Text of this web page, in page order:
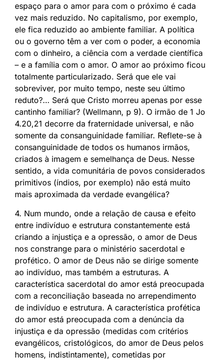
espaço para o amor para com o próximo é cada
vez mais reduzido. No capitalismo, por exemplo,
ele fica reduzido ao ambiente familiar. A política
ou o governo têm a ver com o poder, a economia
com o dinheiro, a ciência com a verdade científica
– e a família com o amor. O amor ao próximo ficou
totalmente particularizado. Será que ele vai
sobreviver, por muito tempo, neste seu último
reduto?… Será que Cristo morreu apenas por esse
cantinho familiar? (Wellmann, p 9). O irmão de 1 Jo
4.20,21 decorre da fraternidade universal, e não
somente da consanguinidade familiar. Reflete-se à
consanguinidade de todos os humanos irmãos,
criados à imagem e semelhança de Deus. Nesse
sentido, a vida comunitária de povos considerados
primitivos (índios, por exemplo) não está muito
mais aproximada da verdade evangélica?
4. Num mundo, onde a relação de causa e efeito
entre indivíduo e estrutura constantemente está
criando a injustiça e a opressão, o amor de Deus
nos constrange para o ministério sacerdotal e
profético. O amor de Deus não se dirige somente
ao indivíduo, mas também a estruturas. A
característica sacerdotal do amor está preocupada
com a reconciliação baseada no arrependimento
de indivíduo e estrutura. A característica profética
do amor está preocupada com a denúncia da
injustiça e da opressão (medidas com critérios
evangélicos, cristológicos, do amor de Deus pelos
homens, indistintamente), cometidas por